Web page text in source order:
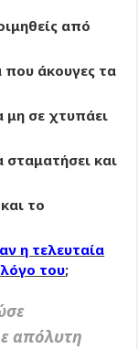
από
άκουγες τα
μη σε χτυπάει
και
το
η τελευταία
του;
απόλυτη